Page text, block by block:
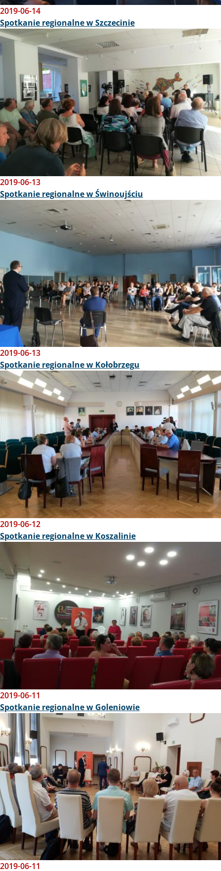
2019-06-14
Spotkanie regionalne w Szczecinie
Obraz
2019-06-13
Spotkanie regionalne w Świnoujściu
2019-06-13
Spotkanie regionalne w Kołobrzegu
Obraz
2019-06-12
Spotkanie regionalne w Koszalinie
2019-06-11
Spotkanie regionalne w Goleniowie
Obraz
2019-06-11